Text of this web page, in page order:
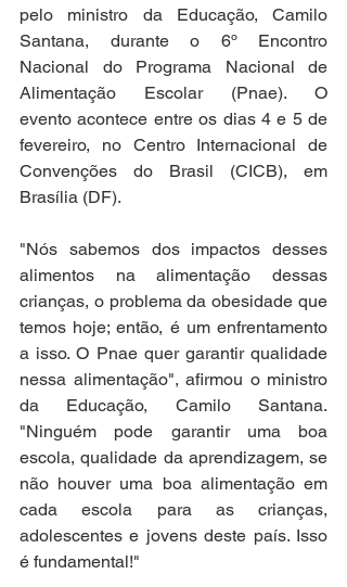
pelo ministro da Educação, Camilo
Santana, durante o 6º Encontro
Nacional do Programa Nacional de
Alimentação Escolar (Pnae). O
evento acontece entre os dias 4 e 5 de
fevereiro, no Centro Internacional de
Convenções do Brasil (CICB), em
Brasília (DF).
"Nós sabemos dos impactos desses
alimentos na alimentação dessas
crianças, o problema da obesidade que
temos hoje; então, é um enfrentamento
a isso. O Pnae quer garantir qualidade
nessa alimentação", afirmou o ministro
da Educação, Camilo Santana.
"Ninguém pode garantir uma boa
escola, qualidade da aprendizagem, se
não houver uma boa alimentação em
cada escola para as crianças,
adolescentes e jovens deste país. Isso
é fundamental!"